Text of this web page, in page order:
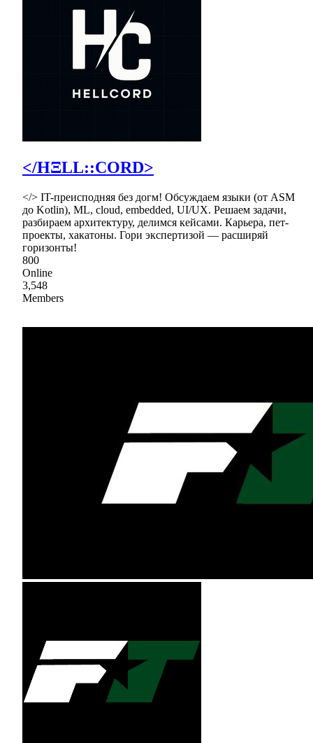
</HΞLL::CORD>
</> IT-преисподняя без догм! Обсуждаем языки (от ASM
до Kotlin), ML, cloud, embedded, UI/UX. Решаем задачи,
разбираем архитектуру, делимся кейсами. Карьера, пет-
проекты, хакатоны. Гори экспертизой — расширяй
горизонты!
800
Online
3,548
Members